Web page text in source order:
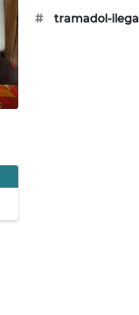
#
tramadol-ilegal